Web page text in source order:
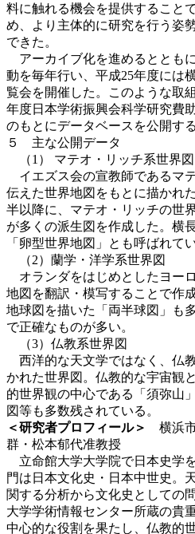
料に触れる機会を提供すること
め、より主体的に研究を行う姿
できた。
アーカイブ化を進めるととも
動を毎年行い、平成25年度には
覧会を開催した。このような取
年度日本学術振興会科学研究費
のもとにデータベースを公開す
５ 主な公開データ
（1） マテオ・リッチ系世界図
イエズス会の宣教師であるマ
伝えた世界地図をもとに描かれ
半以降に、マテオ・リッチの世
が多くの派生図を作成した。横
「卵型世界地図」とも呼ばれてい
（2）蘭学・洋学系世界図
オランダをはじめとしたヨー
地図を翻訳・模写することで作
地球図を描いた「両半球図」も
で正確なものが多い。
（3）仏教系世界図
西洋的な天文学ではなく、仏
かれた世界図。仏教的な宇宙観
的世界観の中心である「須弥山
図等も多数残されている。
＜研究者プロフィール＞ 横浜
群・松本郁代准教授
立命館大学大学院で日本史学
門は日本文化史・日本中世史。
関する分析から文化史としての
大学学術情報センター所蔵の貴
中心的な役割を果たし、仏教的